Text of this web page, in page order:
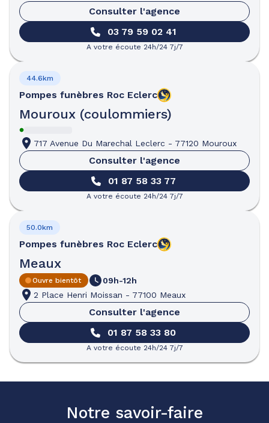
Consulter l'agence
03 79 59 02 41
A votre écoute 24h/24 7j/7
Pompes funèbres Roc Eclerc
Mouroux (coulommiers)
44.6km
717 Avenue Du Marechal Leclerc - 77120 Mouroux
Consulter l'agence
01 87 58 33 77
A votre écoute 24h/24 7j/7
Pompes funèbres Roc Eclerc
Meaux
50.0km
Ouvre bientôt
09h-12h
2 Place Henri Moissan - 77100 Meaux
Consulter l'agence
01 87 58 33 80
A votre écoute 24h/24 7j/7
Notre savoir-faire